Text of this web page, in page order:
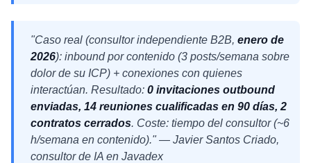
"Caso real (consultor independiente B2B, enero de
2026): inbound por contenido (3 posts/semana sobre
dolor de su ICP) + conexiones con quienes
interactúan. Resultado: 0 invitaciones outbound
enviadas, 14 reuniones cualificadas en 90 días, 2
contratos cerrados. Coste: tiempo del consultor (~6
h/semana en contenido)." — Javier Santos Criado,
consultor de IA en Javadex